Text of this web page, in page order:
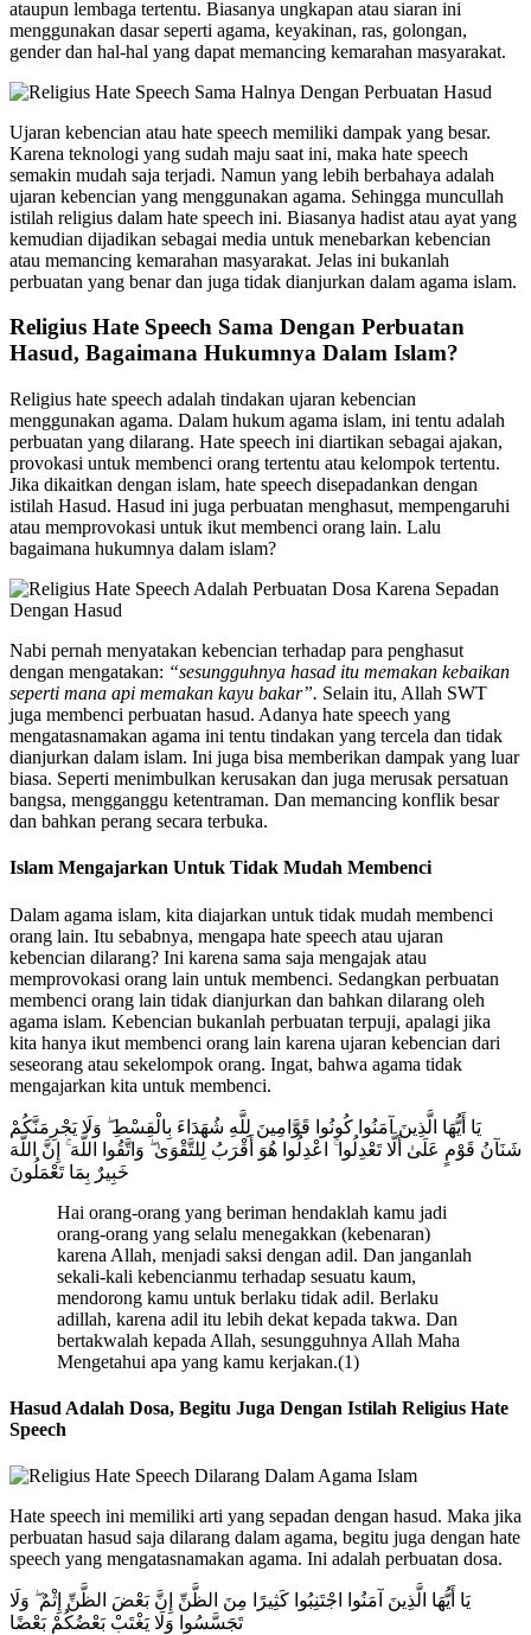
ataupun lembaga tertentu. Biasanya ungkapan atau siaran ini
menggunakan dasar seperti agama, keyakinan, ras, golongan,
gender dan hal-hal yang dapat memancing kemarahan masyarakat.
Ujaran kebencian atau hate speech memiliki dampak yang besar.
Karena teknologi yang sudah maju saat ini, maka hate speech
semakin mudah saja terjadi. Namun yang lebih berbahaya adalah
ujaran kebencian yang menggunakan agama. Sehingga muncullah
istilah religius dalam hate speech ini. Biasanya hadist atau ayat yang
kemudian dijadikan sebagai media untuk menebarkan kebencian
atau memancing kemarahan masyarakat. Jelas ini bukanlah
perbuatan yang benar dan juga tidak dianjurkan dalam agama islam.
Religius Hate Speech Sama Dengan Perbuatan
Hasud, Bagaimana Hukumnya Dalam Islam?
Religius hate speech adalah tindakan ujaran kebencian
menggunakan agama. Dalam hukum agama islam, ini tentu adalah
perbuatan yang dilarang. Hate speech ini diartikan sebagai ajakan,
provokasi untuk membenci orang tertentu atau kelompok tertentu.
Jika dikaitkan dengan islam, hate speech disepadankan dengan
istilah Hasud. Hasud ini juga perbuatan menghasut, mempengaruhi
atau memprovokasi untuk ikut membenci orang lain. Lalu
bagaimana hukumnya dalam islam?
Nabi pernah menyatakan kebencian terhadap para penghasut
dengan mengatakan: “sesungguhnya hasad itu memakan kebaikan
seperti mana api memakan kayu bakar”. Selain itu, Allah SWT
juga membenci perbuatan hasud. Adanya hate speech yang
mengatasnamakan agama ini tentu tindakan yang tercela dan tidak
dianjurkan dalam islam. Ini juga bisa memberikan dampak yang luar
biasa. Seperti menimbulkan kerusakan dan juga merusak persatuan
bangsa, mengganggu ketentraman. Dan memancing konflik besar
dan bahkan perang secara terbuka.
Islam Mengajarkan Untuk Tidak Mudah Membenci
Dalam agama islam, kita diajarkan untuk tidak mudah membenci
orang lain. Itu sebabnya, mengapa hate speech atau ujaran
kebencian dilarang? Ini karena sama saja mengajak atau
memprovokasi orang lain untuk membenci. Sedangkan perbuatan
membenci orang lain tidak dianjurkan dan bahkan dilarang oleh
agama islam. Kebencian bukanlah perbuatan terpuji, apalagi jika
kita hanya ikut membenci orang lain karena ujaran kebencian dari
seseorang atau sekelompok orang. Ingat, bahwa agama tidak
mengajarkan kita untuk membenci.
يَا أَيُّهَا الَّذِينَ آمَنُوا كُونُوا قَوَّامِينَ لِلَّهِ شُهَدَاءَ بِالْقِسْطِ ۖ وَلَا يَجْرِمَنَّكُمْ
شَنَآنُ قَوْمٍ عَلَىٰ أَلَّا تَعْدِلُوا ۚ اعْدِلُوا هُوَ أَقْرَبُ لِلتَّقْوَىٰ ۖ وَاتَّقُوا اللَّهَ ۚ إِنَّ اللَّهَ
خَبِيرٌ بِمَا تَعْمَلُونَ
Hai orang-orang yang beriman hendaklah kamu jadi
orang-orang yang selalu menegakkan (kebenaran)
karena Allah, menjadi saksi dengan adil. Dan janganlah
sekali-kali kebencianmu terhadap sesuatu kaum,
mendorong kamu untuk berlaku tidak adil. Berlaku
adillah, karena adil itu lebih dekat kepada takwa. Dan
bertakwalah kepada Allah, sesungguhnya Allah Maha
Mengetahui apa yang kamu kerjakan.(1)
Hasud Adalah Dosa, Begitu Juga Dengan Istilah Religius Hate
Speech
Hate speech ini memiliki arti yang sepadan dengan hasud. Maka jika
perbuatan hasud saja dilarang dalam agama, begitu juga dengan hate
speech yang mengatasnamakan agama. Ini adalah perbuatan dosa.
يَا أَيُّهَا الَّذِينَ آمَنُوا اجْتَنِبُوا كَثِيرًا مِنَ الظَّنِّ إِنَّ بَعْضَ الظَّنِّ إِثْمٌ ۖ وَلَا
تَجَسَّسُوا وَلَا يَغْتَبْ بَعْضُكُمْ بَعْضًا